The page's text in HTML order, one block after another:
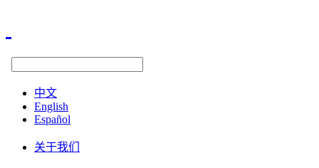
中文
English
Español
关于我们